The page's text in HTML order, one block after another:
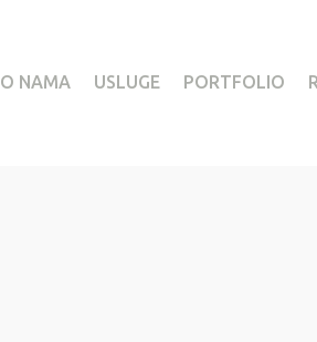
O NAMA USLUGE PORTFOLIO